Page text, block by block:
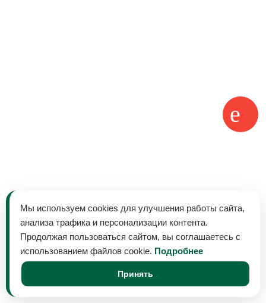
Мы используем cookies для улучшения работы сайта,
анализа трафика и персонализации контента.
Продолжая пользоваться сайтом, вы соглашаетесь с
использованием файлов cookie. Подробнее
Принять